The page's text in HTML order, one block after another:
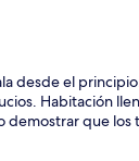
desde el
Habitación
demostrar que los